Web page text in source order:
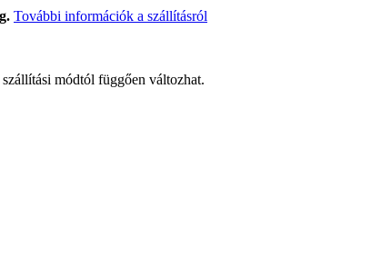
További információk a szállításról
módtól függően változhat.